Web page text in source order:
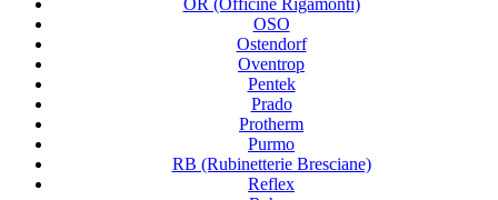
OR (Officine Rigamonti)
OSO
Ostendorf
Oventrop
Pentek
Prado
Protherm
Purmo
RB (Rubinetterie Bresciane)
Reflex